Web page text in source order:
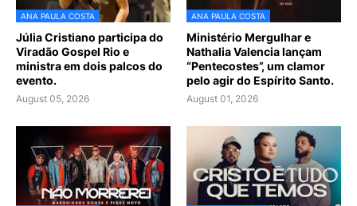
ANA PAULA COSTA
Júlia Cristiano participa do
Viradão Gospel Rio e
ministra em dois palcos do
evento.
August 05, 2026
ANA PAULA COSTA
Ministério Mergulhar e
Nathalia Valencia lançam
“Pentecostes”, um clamor
pelo agir do Espírito Santo.
August 01, 2026